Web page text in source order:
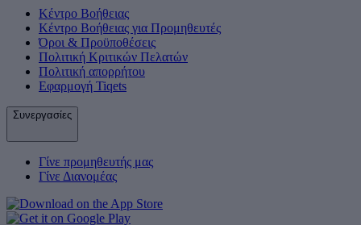
Κέντρο Βοήθειας
Κέντρο Βοήθειας για Προμηθευτές
Όροι & Προϋποθέσεις
Πολιτική Κριτικών Πελατών
Πολιτική απορρήτου
Εφαρμογή Tiqets
Συνεργασίες
Γίνε προμηθευτής μας
Γίνε Διανομέας